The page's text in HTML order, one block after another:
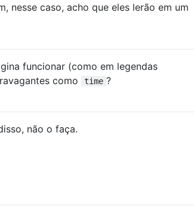
nesse caso, acho que eles lerão em um
funcionar (como em legendas
como
time ?
não o faça.